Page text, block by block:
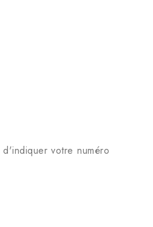
votre numéro